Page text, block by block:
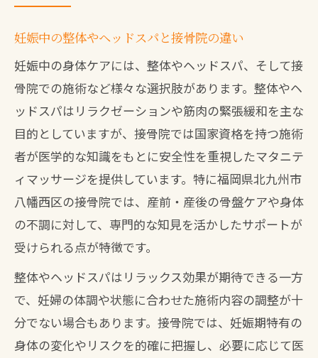
妊娠中の整体やヘッドスパと接骨院の違い
妊娠中の身体ケアには、整体やヘッドスパ、そして接
骨院での施術など様々な選択肢があります。整体やヘ
ッドスパはリラクゼーションや筋肉の緊張緩和を主な
目的としていますが、接骨院では国家資格を持つ施術
者が医学的な知識をもとに安全性を重視したマタニテ
ィマッサージを提供しています。特に福岡県北九州市
八幡西区の接骨院では、産前・産後の骨盤ケアや身体
の不調に対して、専門的な知見を活かしたサポートが
受けられる点が特徴です。
整体やヘッドスパはリラックス効果が期待できる一方
で、妊婦の体調や状態に合わせた施術内容の調整が十
分でない場合もあります。接骨院では、妊娠期特有の
身体の変化やリスクを的確に把握し、必要に応じて医